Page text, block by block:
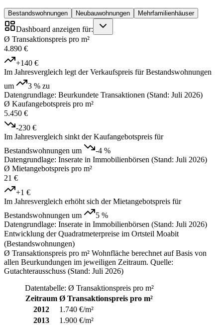
Bestandswohnungen Neubauwohnungen Mehrfamilienhäuser
Dashboard anzeigen für:
Ø Transaktionspreis pro m²
4.890 €
+140 €
Im Jahresvergleich legt der Verkaufspreis für Bestandswohnungen
um
3 % zu
Datengrundlage: Beurkundete Transaktionen (Stand: Juli 2026)
Ø Kaufangebotspreis pro m²
5.450 €
-230 €
Im Jahresvergleich sinkt der Kaufangebotspreis für
Bestandswohnungen um
-4 %
Datengrundlage: Inserate in Immobilienbörsen (Stand: Juli 2026)
Ø Mietangebotspreis pro m²
21 €
+1 €
Im Jahresvergleich erhöht sich der Mietangebotspreis für
Bestandswohnungen um
5 %
Datengrundlage: Inserate in Immobilienbörsen (Stand: Juli 2026)
Entwicklung der Quadratmeterpreise im Ortsteil Moabit
(Bestandswohnungen)
Ø Transaktionspreis pro m² Wohnfläche berechnet auf Basis von
allen Beurkundungen im jeweiligen Zeitraum. Quelle:
Gutachterausschuss (Stand: Juli 2026)
Datentabelle: Ø Transaktionspreis pro m²
Zeitraum Ø Transaktionspreis pro m²
2012
1.740 €/m²
2013
1.900 €/m²